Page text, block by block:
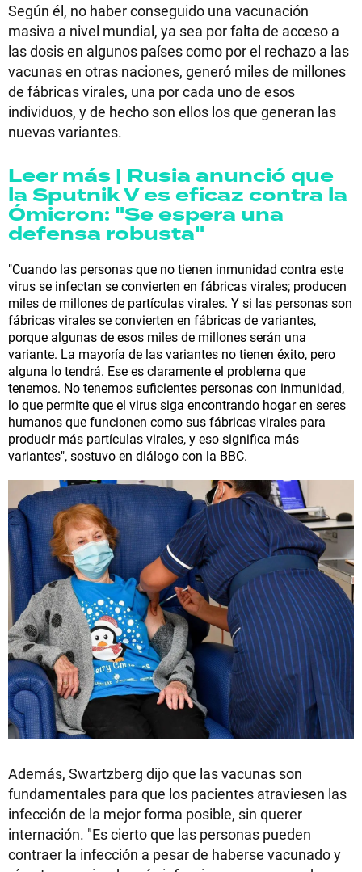
Según él, no haber conseguido una vacunación
masiva a nivel mundial, ya sea por falta de acceso a
las dosis en algunos países como por el rechazo a las
vacunas en otras naciones, generó miles de millones
de fábricas virales, una por cada uno de esos
individuos, y de hecho son ellos los que generan las
nuevas variantes.
Leer más | Rusia anunció que
la Sputnik V es eficaz contra la
Ómicron: "Se espera una
defensa robusta"
"Cuando las personas que no tienen inmunidad contra este
virus se infectan se convierten en fábricas virales; producen
miles de millones de partículas virales. Y si las personas son
fábricas virales se convierten en fábricas de variantes,
porque algunas de esos miles de millones serán una
variante. La mayoría de las variantes no tienen éxito, pero
alguna lo tendrá. Ese es claramente el problema que
tenemos. No tenemos suficientes personas con inmunidad,
lo que permite que el virus siga encontrando hogar en seres
humanos que funcionen como sus fábricas virales para
producir más partículas virales, y eso significa más
variantes", sostuvo en diálogo con la BBC.
Además, Swartzberg dijo que las vacunas son
fundamentales para que los pacientes atraviesen las
infección de la mejor forma posible, sin querer
internación. "Es cierto que las personas pueden
contraer la infección a pesar de haberse vacunado y